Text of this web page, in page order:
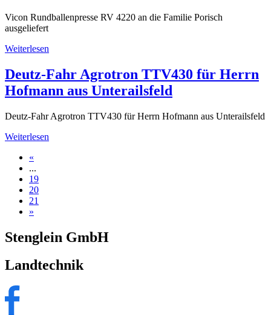
Vicon Rundballenpresse RV 4220 an die Familie Porisch
ausgeliefert
Weiterlesen
Deutz-Fahr Agrotron TTV430 für Herrn
Hofmann aus Unterailsfeld
Deutz-Fahr Agrotron TTV430 für Herrn Hofmann aus Unterailsfeld
Weiterlesen
«
...
19
20
21
»
Stenglein GmbH
Landtechnik